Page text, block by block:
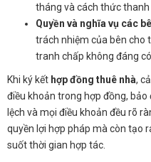
tháng và cách thức
Quyền và nghĩa vụ các
trách nhiệm của bên cho
tranh chấp không đáng có.
Khi ký kết hợp đồng thuê nhà,
điều khoản trong hợp đồng,
lệch và mọi điều khoản đều rõ
quyền lợi hợp pháp mà còn tạo
suốt thời gian hợp tác.